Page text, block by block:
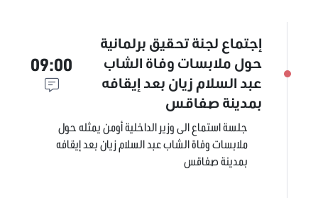
إجتماع لجنة تحقيق برلمانية
حول ملابسات وفاة الشاب
عبد السلام زيان بعد إيقافه
بمدينة صفاقس
09:00
جلسة استماع الى وزير الداخلية أومن يمثله حول
ملابسات وفاة الشاب عبد السلام زيان بعد إيقافه
بمدينة صفاقس